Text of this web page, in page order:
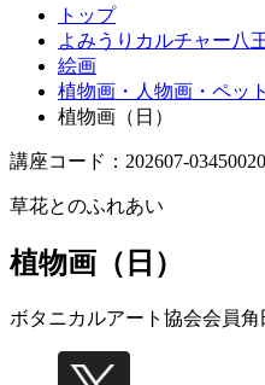
トップ
よみうりカルチャー八
絵画
植物画・人物画・ペッ
植物画（日）
講座コード：202607-
草花とのふれあい
植物画（日）
ボタニカルアート協会会員角